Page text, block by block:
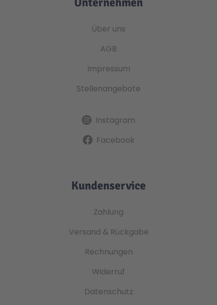
Über uns
AGB
Impressum
Stellenangebote
Instagram
Facebook
Kundenservice
Zahlung
Versand & Rückgabe
Rechnungen
Widerruf
Datenschutz